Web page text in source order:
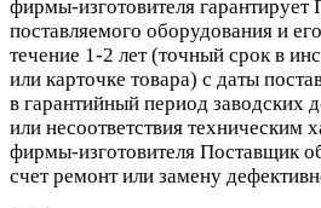
фирмы-изготовителя гарантирует
поставляемого оборудования и
течение 1-2 лет (точный срок в
или карточке товара) с даты
в гарантийный период заводских
или несоответствия техническим
фирмы-изготовителя Поставщик
счет ремонт или замену